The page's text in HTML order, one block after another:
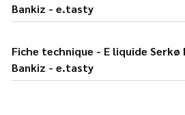
Bankiz - e.tasty
Fiche technique - E liquide Serkø Extra Frais 10 ml
Bankiz - e.tasty